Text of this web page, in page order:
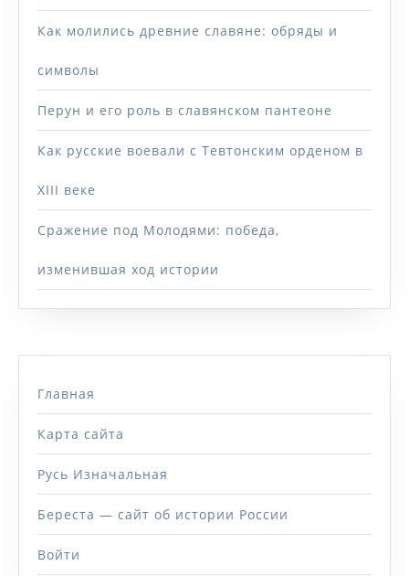
Как молились древние славяне: обряды и
символы
Перун и его роль в славянском пантеоне
Как русские воевали с Тевтонским орденом в
XIII веке
Сражение под Молодями: победа,
изменившая ход истории
Главная
Карта сайта
Русь Изначальная
Береста — сайт об истории России
Войти